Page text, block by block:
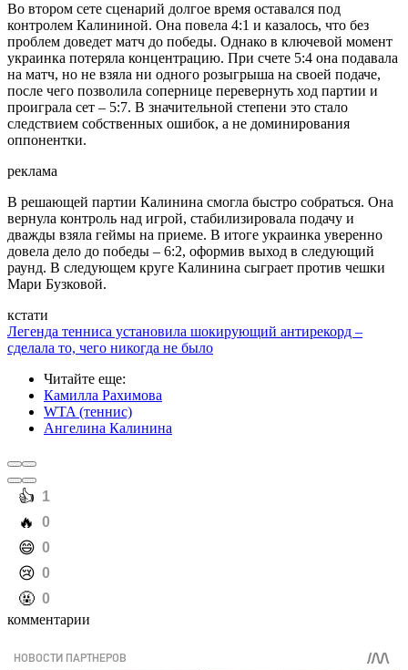
Во втором сете сценарий долгое время оставался под
контролем Калининой. Она повела 4:1 и казалось, что без
проблем доведет матч до победы. Однако в ключевой момент
украинка потеряла концентрацию. При счете 5:4 она подавала
на матч, но не взяла ни одного розыгрыша на своей подаче,
после чего позволила сопернице перевернуть ход партии и
проиграла сет – 5:7. В значительной степени это стало
следствием собственных ошибок, а не доминирования
оппонентки.
реклама
В решающей партии Калинина смогла быстро собраться. Она
вернула контроль над игрой, стабилизировала подачу и
дважды взяла геймы на приеме. В итоге украинка уверенно
довела дело до победы – 6:2, оформив выход в следующий
раунд. В следующем круге Калинина сыграет против чешки
Мари Бузковой.
кстати
Легенда тенниса установила шокирующий антирекорд –
сделала то, чего никогда не было
Читайте еще:
Камилла Рахимова
WTA (теннис)
Ангелина Калинина
️👍 1
️🔥 0
️😄 0
️😢 0
️🤬 0
комментарии